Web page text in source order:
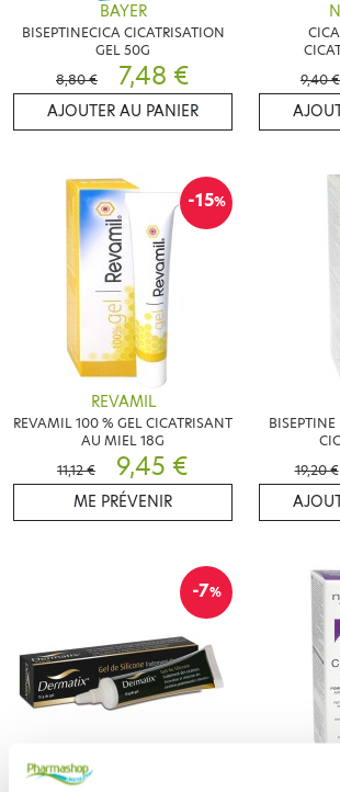
BAYER
BISEPTINECICA CICATRISATION
GEL 50G
8,80 €
7,48 €
AJOUTER AU PANIER
9,40 €
-15%
REVAMIL
REVAMIL 100 % GEL CICATRISANT
AU MIEL 18G
11,12 €
9,45 €
ME PRÉVENIR
19,20 €
-7%